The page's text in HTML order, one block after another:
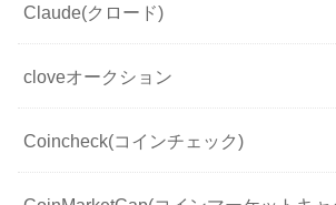
Claude(クロード)
cloveオークション
Coincheck(コインチェック)